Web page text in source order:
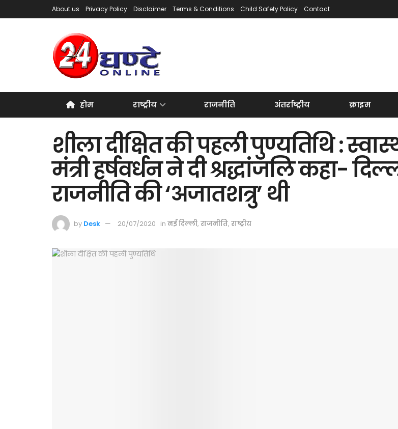
About us Privacy Policy Disclaimer Terms & Conditions Child Safety Policy Contact
होम राष्ट्रीय राजनीति अंतर्राष्ट्रीय क्राइम
शीला दीक्षित की पहली पुण्यतिथि :
मंत्री हर्षवर्धन ने दी श्रद्धांजलि कहा-
राजनीति की ‘अजातशत्रु’ थी
by Desk 20/07/2020 in नई दिल्ली, राजनीति, राष्ट्रीय